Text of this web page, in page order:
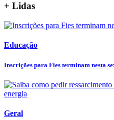
+ Lidas
Educação
Inscrições para Fies terminam nesta
Geral